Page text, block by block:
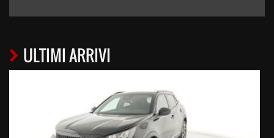
ULTIMI ARRIVI